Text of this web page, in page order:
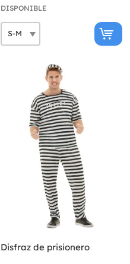
DISPONIBLE
Disfraz de prisionero